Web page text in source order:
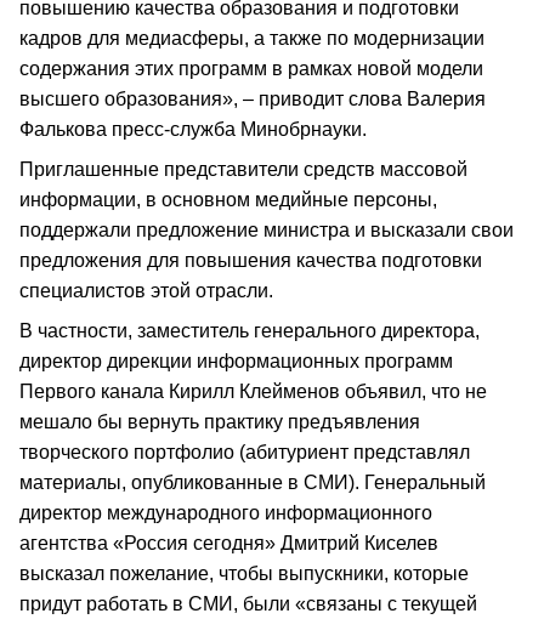
повышению качества образования и подготовки
кадров для медиасферы, а также по модернизации
содержания этих программ в рамках новой модели
высшего образования», – приводит слова Валерия
Фалькова пресс-служба Минобрнауки.
Приглашенные представители средств массовой
информации, в основном медийные персоны,
поддержали предложение министра и высказали свои
предложения для повышения качества подготовки
специалистов этой отрасли.
В частности, заместитель генерального директора,
директор дирекции информационных программ
Первого канала Кирилл Клейменов объявил, что не
мешало бы вернуть практику предъявления
творческого портфолио (абитуриент представлял
материалы, опубликованные в СМИ). Генеральный
директор международного информационного
агентства «Россия сегодня» Дмитрий Киселев
высказал пожелание, чтобы выпускники, которые
придут работать в СМИ, были «связаны с текущей